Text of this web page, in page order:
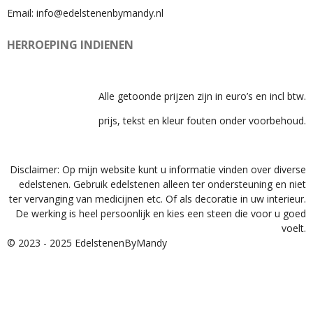
Email: info@edelstenenbymandy.nl
HERROEPING INDIENEN
Alle getoonde prijzen zijn in euro’s en incl btw.
prijs, tekst en kleur fouten onder voorbehoud.
Disclaimer: Op mijn website kunt u informatie vinden over diverse
edelstenen. Gebruik edelstenen alleen ter ondersteuning en niet
ter vervanging van medicijnen etc. Of als decoratie in uw interieur.
De werking is heel persoonlijk en kies een steen die voor u goed
voelt.
© 2023 - 2025 EdelstenenByMandy